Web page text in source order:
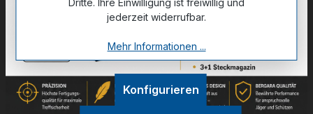
Zum Merkzettel hinzufügen
Technische Daten
Dritte. Ihre Einwilligung ist freiwillig und
jederzeit widerrufbar.
Mehr Informationen ...
Konfigurieren